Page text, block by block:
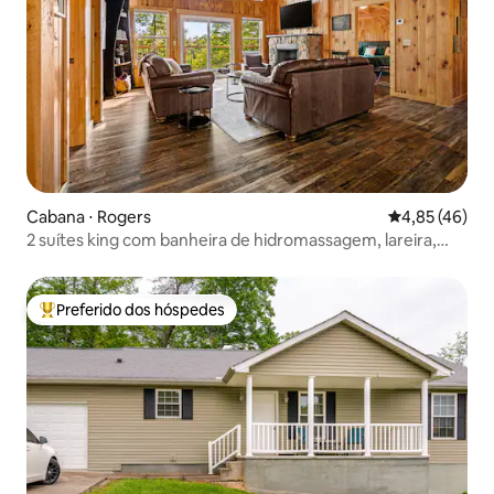
Cabana ⋅ Rogers 4,85 de uma
4,85 (46)
2 suítes king com banheira de hidromassagem, lareira,
Entre os melhores preferidos dos hóspedes
Preferido dos hóspedes